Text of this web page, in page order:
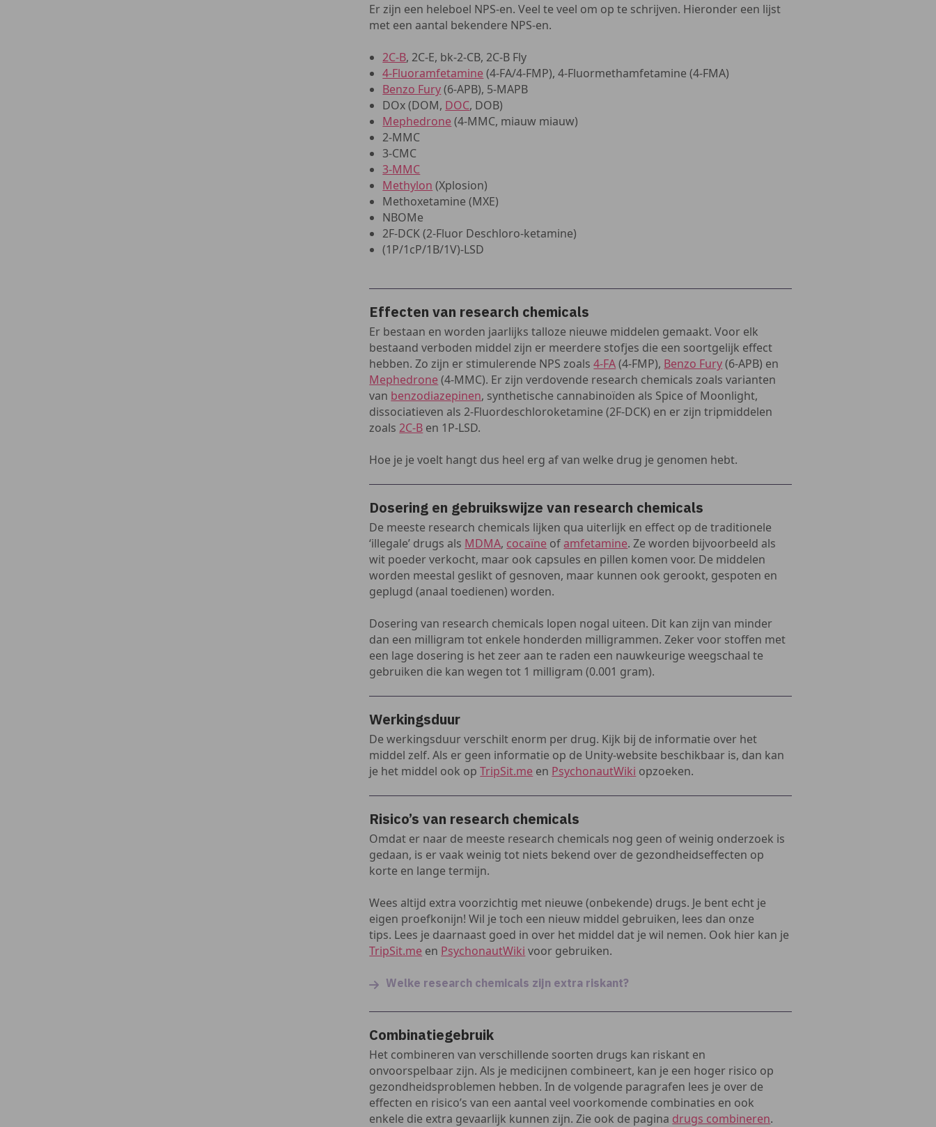
Er zijn een heleboel NPS-en. Veel te veel om op te schrijven. Hieronder een lijst
met een aantal bekendere NPS-en.
2C-B, 2C-E, bk-2-CB, 2C-B Fly
4-Fluoramfetamine (4-FA/4-FMP), 4-Fluormethamfetamine (4-FMA)
Benzo Fury(6-APB), 5-MAPB
DOx (DOM, DOC, DOB)
Mephedrone (4-MMC, miauw miauw)
2-MMC
3-CMC
3-MMC
Methylon (Xplosion)
Methoxetamine (MXE)
NBOMe
2F-DCK (2-Fluor Deschloro-ketamine)
(1P/1cP/1B/1V)-LSD
Effecten van research chemicals
Er bestaan en worden jaarlijks talloze nieuwe middelen gemaakt. Voor elk
bestaand verboden middel zijn er meerdere stofjes die een soortgelijk effect
hebben. Zo zijn er stimulerende NPS zoals4-FA(4-FMP), Benzo Fury(6-APB) en
Mephedrone (4-MMC). Er zijn verdovende research chemicals zoals varianten
van benzodiazepinen, synthetische cannabinoïden als Spice of Moonlight,
dissociatieven als 2-Fluordeschloroketamine (2F-DCK) en er zijn tripmiddelen
zoals2C-B en 1P-LSD.
Hoe je je voelt hangt dus heel erg af van welke drug je genomen hebt.
Dosering en gebruikswijze van research chemicals
De meeste research chemicals lijken qua uiterlijk en effect op de traditionele
‘illegale’ drugs als MDMA, cocaïne ofamfetamine. Ze worden bijvoorbeeld als
wit poeder verkocht, maar ook capsules en pillen komen voor. De middelen
worden meestal geslikt of gesnoven, maar kunnen ook gerookt, gespoten en
geplugd (anaal toedienen) worden.
Dosering van research chemicals lopen nogal uiteen. Dit kan zijn van minder
dan een milligram tot enkele honderden milligrammen. Zeker voor stoffen met
een lage dosering is het zeer aan te raden een nauwkeurige weegschaal te
gebruiken die kan wegen tot 1 milligram (0.001 gram).
Werkingsduur
De werkingsduur verschilt enorm per drug. Kijk bij de informatie over het
middel zelf.Als er geen informatie op de Unity-website beschikbaar is, dan kan
je het middel ook opTripSit.me en PsychonautWiki opzoeken.
Risico’s van research chemicals
Omdat er naar de meeste research chemicals nog geen of weinig onderzoek is
gedaan, is er vaak weinig tot niets bekend over de gezondheidseffecten op
korte en lange termijn.
Wees altijd extra voorzichtig met nieuwe (onbekende) drugs. Je bent echt je
eigen proefkonijn! Wil je toch een nieuw middel gebruiken, lees dan onze
tips. Lees je daarnaast goed in over het middel dat je wil nemen. Ook hier kan je
TripSit.me en PsychonautWiki voor gebruiken.
Welke research chemicals zijn extra riskant?
Combinatiegebruik
Het combineren van verschillende soorten drugs kan riskant en
onvoorspelbaar zijn. Als je medicijnen combineert, kan je een hoger risico op
gezondheidsproblemen hebben. In de volgende paragrafen lees je over de
effecten en risico’s van een aantal veel voorkomende combinaties en ook
enkele die extra gevaarlijk kunnen zijn. Zie ook de pagina drugs combineren.